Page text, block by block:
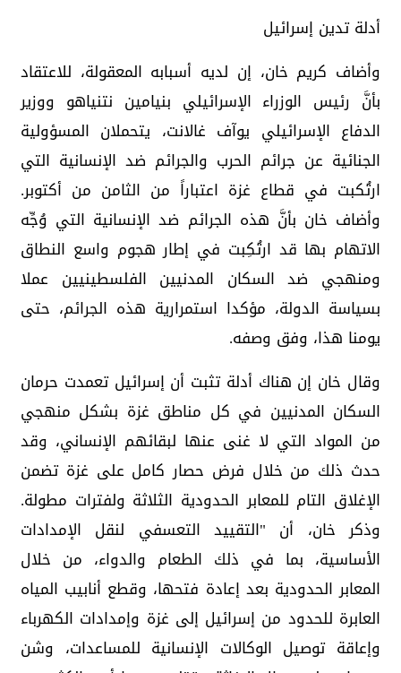
أدلة تدين إسرائيل
وأضاف كريم خان، إن لديه أسبابه المعقولة، للاعتقاد
بأنَّ رئيس الوزراء الإسرائيلي بنيامين نتنياهو ووزير
الدفاع الإسرائيلي يوآف غالانت، يتحملان المسؤولية
الجنائية عن جرائم الحرب والجرائم ضد الإنسانية التي
ارتُكبت في قطاع غزة اعتباراً من الثامن من أكتوبر.
وأضاف خان بأنَّ هذه الجرائم ضد الإنسانية التي وُجِّه
الاتهام بها قد ارتُكِبت في إطار هجوم واسع النطاق
ومنهجي ضد السكان المدنيين الفلسطينيين عملا
بسياسة الدولة، مؤكدا استمرارية هذه الجرائم، حتى
يومنا هذا، وفق وصفه.
وقال خان إن هناك أدلة تثبت أن إسرائيل تعمدت حرمان
السكان المدنيين في كل مناطق غزة بشكل منهجي
من المواد التي لا غنى عنها لبقائهم الإنساني، وقد
حدث ذلك من خلال فرض حصار كامل على غزة تضمن
الإغلاق التام للمعابر الحدودية الثلاثة ولفترات مطولة.
وذكر خان، أن "التقييد التعسفي لنقل الإمدادات
الأساسية، بما في ذلك الطعام والدواء، من خلال
المعابر الحدودية بعد إعادة فتحها، وقطع أنابيب المياه
العابرة للحدود من إسرائيل إلى غزة وإمدادات الكهرباء
وإعاقة توصيل الوكالات الإنسانية للمساعدات، وشن